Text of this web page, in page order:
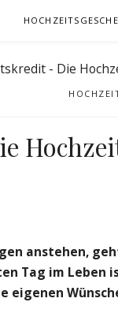
anstehen,
Tag im Leben
eigenen